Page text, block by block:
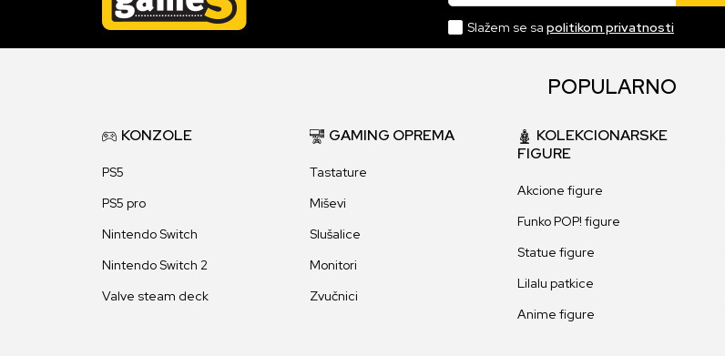
Slažem se sa politikom privatnosti
POPULARNO
KONZOLE
PS5
PS5 pro
Nintendo Switch
Nintendo Switch 2
Valve steam deck
GAMING OPREMA
Tastature
Miševi
Slušalice
Monitori
Zvučnici
KOLEKCIONARSKE
FIGURE
Akcione figure
Funko POP! figure
Statue figure
Lilalu patkice
Anime figure